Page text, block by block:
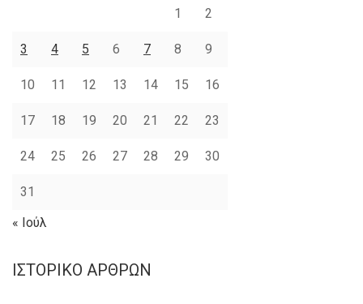
1 2
3 4 5 6 7 8 9
10 11 12 13 14 15 16
17 18 19 20 21 22 23
24 25 26 27 28 29 30
31
« Ιούλ
ΙΣΤΟΡΙΚΌ ΆΡΘΡΩΝ